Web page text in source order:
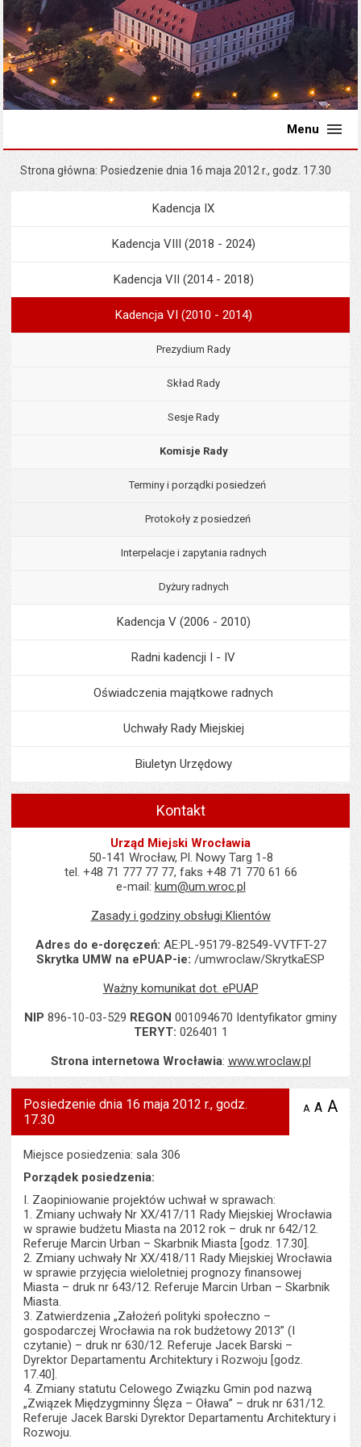
Menu
Strona główna Posiedzenie dnia 16 maja 2012 r., godz. 17.30
Menu
Kadencja IX
Kadencja VIII (2018 - 2024)
Kadencja VII (2014 - 2018)
Kadencja VI (2010 - 2014)
Prezydium Rady
Skład Rady
Sesje Rady
Komisje Rady
Terminy i porządki posiedzeń
Protokoły z posiedzeń
Interpelacje i zapytania radnych
Dyżury radnych
Kadencja V (2006 - 2010)
Radni kadencji I - IV
Oświadczenia majątkowe radnych
Uchwały Rady Miejskiej
Biuletyn Urzędowy
Kontakt
Urząd Miejski Wrocławia
50-141 Wrocław, Pl. Nowy Targ 1-8
tel. +48 71 777 77 77, faks +48 71 770 61 66
e-mail: kum@um.wroc.pl
Zasady i godziny obsługi Klientów
Adres do e-doręczeń: AE:PL-95179-82549-VVTFT-27
Skrytka UMW na ePUAP-ie: /umwroclaw/SkrytkaESP
Ważny komunikat dot. ePUAP
NIP 896-10-03-529 REGON 001094670 Identyfikator gminy
TERYT: 026401 1
Strona internetowa Wrocławia: www.wroclaw.pl
Posiedzenie dnia 16 maja 2012 r., godz.
17.30
A zmniejsz
A A
Miejsce posiedzenia: sala 306
Porządek posiedzenia:
I. Zaopiniowanie projektów uchwał w sprawach:
1. Zmiany uchwały Nr XX/417/11 Rady Miejskiej Wrocławia
w sprawie budżetu Miasta na 2012 rok – druk nr 642/12.
Referuje Marcin Urban – Skarbnik Miasta [godz. 17.30].
2. Zmiany uchwały Nr XX/418/11 Rady Miejskiej Wrocławia
w sprawie przyjęcia wieloletniej prognozy finansowej
Miasta – druk nr 643/12. Referuje Marcin Urban – Skarbnik
Miasta.
3. Zatwierdzenia „Założeń polityki społeczno –
gospodarczej Wrocławia na rok budżetowy 2013” (I
czytanie) – druk nr 630/12. Referuje Jacek Barski –
Dyrektor Departamentu Architektury i Rozwoju [godz.
17.40].
4. Zmiany statutu Celowego Związku Gmin pod nazwą
„Związek Międzygminny Ślęza – Oława” – druk nr 631/12.
Referuje Jacek Barski Dyrektor Departamentu Architektury i
Rozwoju.